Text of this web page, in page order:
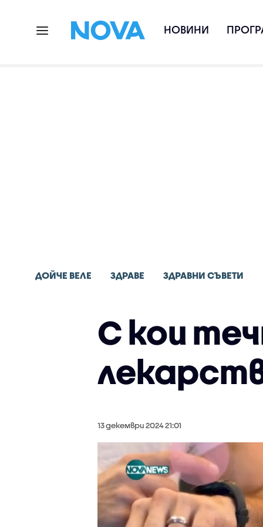
НОВИНИ
ДОЙЧЕ ВЕЛЕ ЗДРАВЕ ЗДРАВНИ СЪВЕТИ
С кои
13 декември 2024 21:01